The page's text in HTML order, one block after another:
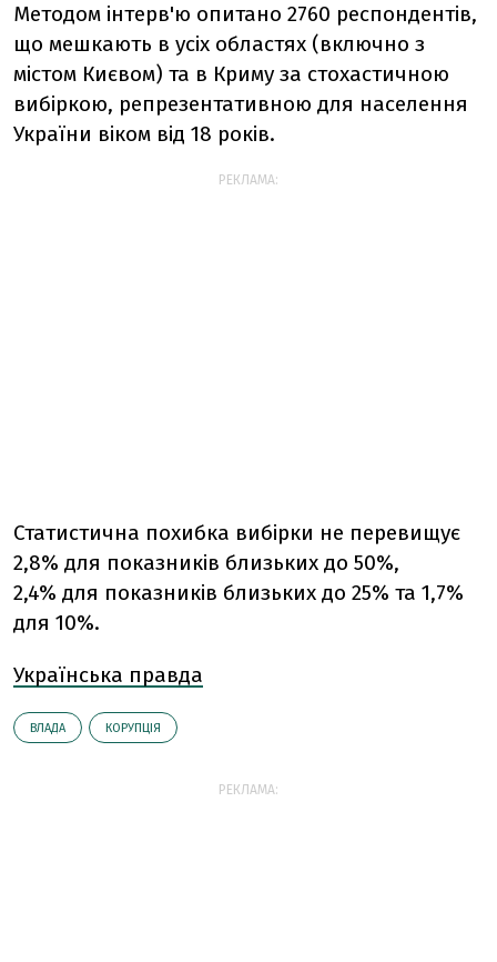
Методом інтерв'ю опитано 2760 респондентів,
що мешкають в усіх областях (включно з
містом Києвом) та в Криму за стохастичною
вибіркою, репрезентативною для населення
України віком від 18 років.
РЕКЛАМА:
Статистична похибка вибірки не перевищує
2,8% для показників близьких до 50%,
2,4% для показників близьких до 25% та 1,7%
для 10%.
Українська правда
ВЛАДА КОРУПЦІЯ
РЕКЛАМА: